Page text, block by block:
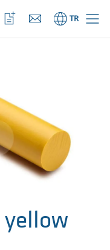
ÜRÜNLER) AÇIK
TR
İzleme
listeni
aç
yellow